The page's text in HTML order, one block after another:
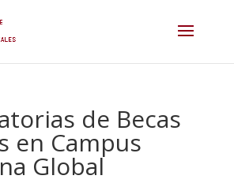
de Becas
en Campus
Global